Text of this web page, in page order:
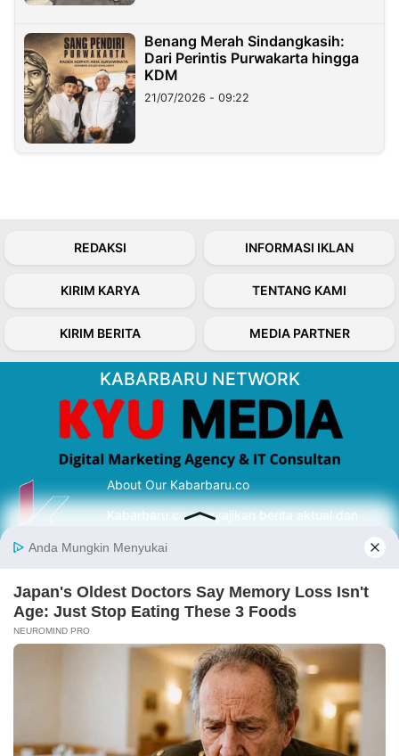
Benang Merah Sindangkasih:
Dari Perintis Purwakarta hingga
KDM
21/07/2026 - 09:22
REDAKSI INFORMASI IKLAN
KIRIM KARYA TENTANG KAMI
KIRIM BERITA MEDIA PARTNER
KABARBARU NETWORK
About Our Kabarbaru.co
Kabarbaru.co menyajikan berita aktual dan
serta terverifikasi dari sumber yang tepat.
Follow Kabarbaru
Kabarbaru.co